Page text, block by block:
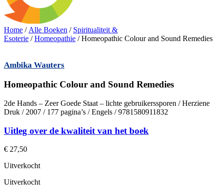
Home / Alle Boeken / Spiritualiteit &
Esoterie /Homeopathie / Homeopathic Colour and Sound Remedies
Ambika Wauters
Homeopathic Colour and Sound Remedies
2de Hands – Zeer Goede Staat – lichte gebruikerssporen / Herziene
Druk / 2007 / 177 pagina’s / Engels / 9781580911832
Uitleg over de kwaliteit van het boek
€ 27,50
Uitverkocht
Uitverkocht